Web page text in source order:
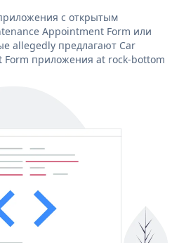
с открытым
Appointment Form или
allegedly предлагают Car
приложения at rock-bottom